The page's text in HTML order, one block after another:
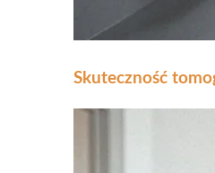
Skuteczność